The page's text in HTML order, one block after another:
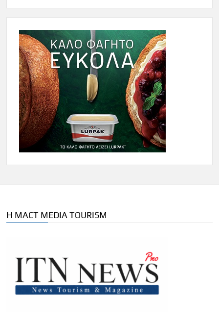
Η MACT MEDIA TOURISM